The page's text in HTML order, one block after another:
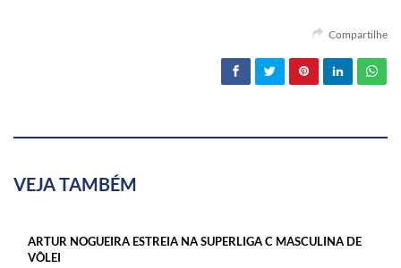
Compartilhe
VEJA TAMBÉM
ARTUR NOGUEIRA ESTREIA NA SUPERLIGA C MASCULINA DE
VÔLEI